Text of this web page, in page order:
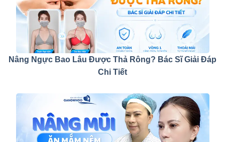
Nâng Ngực Bao Lâu Được Thả Rông? Bác Sĩ Giải Đáp
Chi Tiết